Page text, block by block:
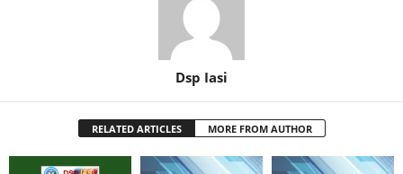
Dsp Iasi
RELATED ARTICLES MORE FROM AUTHOR